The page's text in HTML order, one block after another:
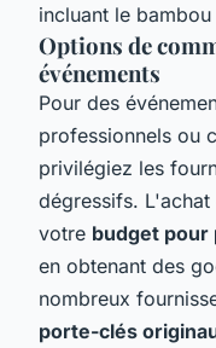
incluant le
Options de
événements
Pour des
professionnels ou
privilégiez les
dégressifs.
votre budget pour
en obtenant des
nombreux
porte-clés